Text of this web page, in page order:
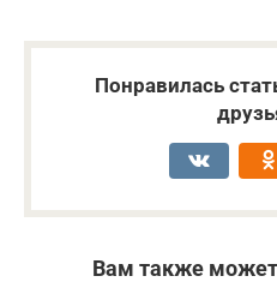
Понравилась
Вам также